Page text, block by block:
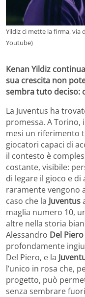
Yildiz ci mette la firma, via
Youtube)
Kenan Yildiz
sua crescita non
sembra tuto deciso:
La Juventus ha
promessa. A
mesi un riferimento
giocatori capaci di
il contesto è
costante, visibile:
di legare il gioco e
raramente vengono
caso che la Juventus
maglia numero 10,
altre nella storia
Alessandro Del Piero
profondamente
Del Piero, e la
l’unico in rosa che,
progetto, può
senza sembrare